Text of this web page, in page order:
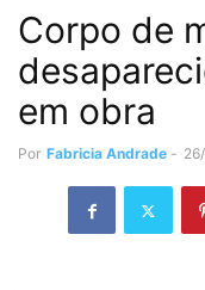
Corpo de
em obra
Por Fabricia Andrade -